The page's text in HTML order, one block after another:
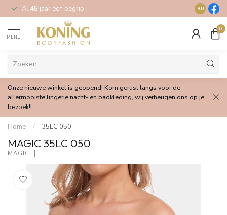
Al 45 jaar een begrip Gratis
9.0
MENU
0
Onze nieuwe winkel is geopend! Kom gerust langs voor de
allermooiste lingerie nacht- en badkleding, wij verheugen ons op je
bezoek!!
Home / 35LC 050
MAGIC 35LC 050
MAGIC